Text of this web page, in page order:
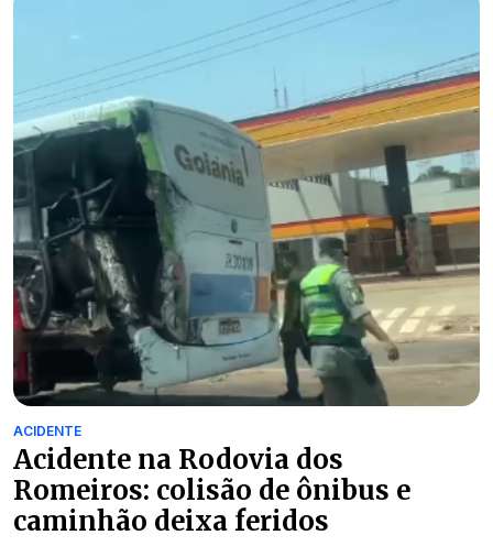
ACIDENTE
Acidente na Rodovia dos
Romeiros: colisão de ônibus e
caminhão deixa feridos